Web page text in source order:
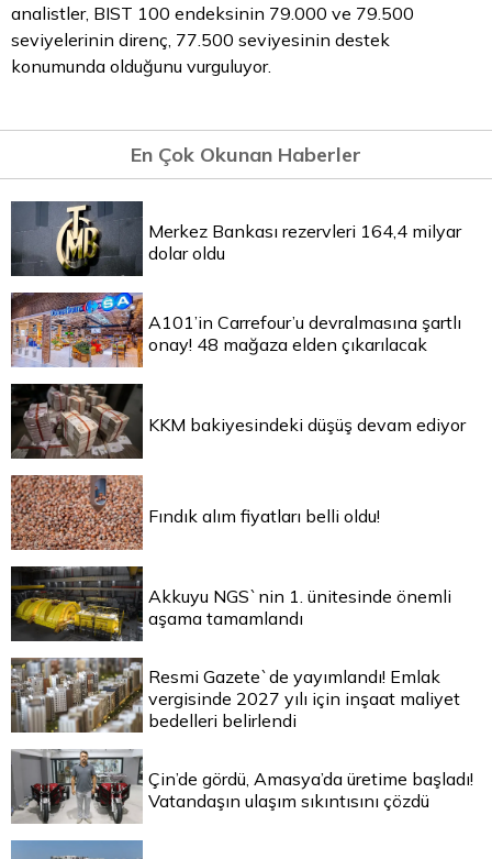
analistler, BIST 100 endeksinin 79.000 ve 79.500
seviyelerinin direnç, 77.500 seviyesinin destek
konumunda olduğunu vurguluyor.
En Çok Okunan Haberler
Merkez Bankası rezervleri 164,4 milyar
dolar oldu
A101’in Carrefour’u devralmasına şartlı
onay! 48 mağaza elden çıkarılacak
KKM bakiyesindeki düşüş devam ediyor
Fındık alım fiyatları belli oldu!
Akkuyu NGS`nin 1. ünitesinde önemli
aşama tamamlandı
Resmi Gazete`de yayımlandı! Emlak
vergisinde 2027 yılı için inşaat maliyet
bedelleri belirlendi
Çin’de gördü, Amasya’da üretime başladı!
Vatandaşın ulaşım sıkıntısını çözdü